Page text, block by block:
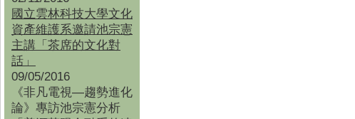
國立雲林科技大學文化
資產維護系邀請池宗憲
主講「茶席的文化對
話」
09/05/2016
《非凡電視—趨勢進化
論》專訪池宗憲分析